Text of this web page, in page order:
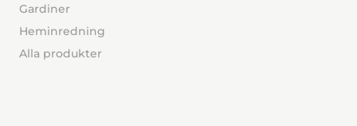
Gardiner
Heminredning
Alla produkter